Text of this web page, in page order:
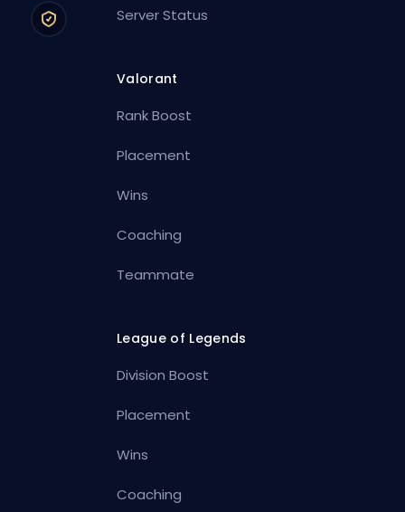
Server Status
Valorant
Rank Boost
Placement
Wins
Coaching
Teammate
League of Legends
Division Boost
Placement
Wins
Coaching